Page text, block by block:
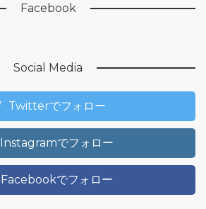
Facebook
Social Media
Twitterでフォロー
Instagramでフォロー
Facebookでフォロー